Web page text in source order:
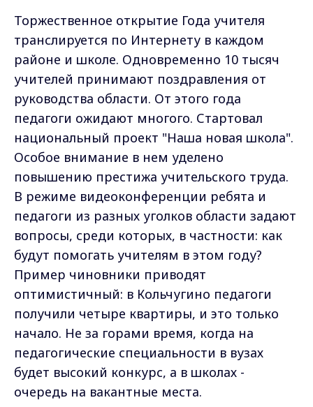
Торжественное открытие Года учителя
транслируется по Интернету в каждом
районе и школе. Одновременно 10 тысяч
учителей принимают поздравления от
руководства области. От этого года
педагоги ожидают многого. Стартовал
национальный проект "Наша новая школа".
Особое внимание в нем уделено
повышению престижа учительского труда.
В режиме видеоконференции ребята и
педагоги из разных уголков области задают
вопросы, среди которых, в частности: как
будут помогать учителям в этом году?
Пример чиновники приводят
оптимистичный: в Кольчугино педагоги
получили четыре квартиры, и это только
начало. Не за горами время, когда на
педагогические специальности в вузах
будет высокий конкурс, а в школах -
очередь на вакантные места.